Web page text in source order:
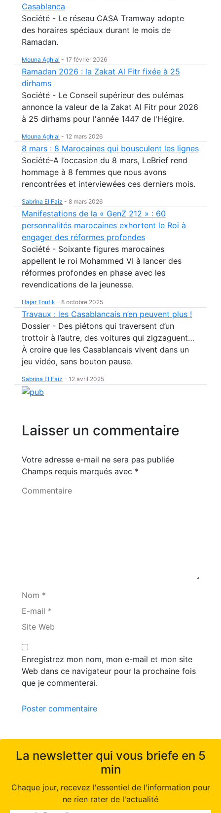
Casablanca
Société - Le réseau CASA Tramway adopte
des horaires spéciaux durant le mois de
Ramadan.
Mouna Aghlal - 17 février 2026
Ramadan 2026 : la Zakat Al Fitr fixée à 25
dirhams
Société - Le Conseil supérieur des oulémas
annonce la valeur de la Zakat Al Fitr pour 2026
à 25 dirhams pour l'année 1447 de l'Hégire.
Mouna Aghlal - 12 mars 2026
8 mars : 8 Marocaines qui bousculent les lignes
Société-A l’occasion du 8 mars, LeBrief rend
hommage à 8 femmes que nous avons
rencontrées et interviewées ces derniers mois.
Sabrina El Faiz - 8 mars 2026
Manifestations de la « GenZ 212 » : 60
personnalités marocaines exhortent le Roi à
engager des réformes profondes
Société - Soixante figures marocaines
appellent le roi Mohammed VI à lancer des
réformes profondes en phase avec les
revendications de la jeunesse.
Hajar Toufik - 8 octobre 2025
Travaux : les Casablancais n’en peuvent plus !
Dossier - Des piétons qui traversent d’un
trottoir à l’autre, des voitures qui zigzaguent…
À croire que les Casablancais vivent dans un
jeu vidéo, sans bouton pause.
Sabrina El Faiz - 12 avril 2025
Laisser un commentaire
Votre adresse e-mail ne sera pas publiée
Champs requis marqués avec *
Commentaire
Nom *
E-mail *
Site Web
Enregistrez mon nom, mon e-mail et mon site
Web dans ce navigateur pour la prochaine fois
que je commenterai.
Poster commentaire
La newsletter qui vous briefe en 5
min
Chaque jour, recevez l'essentiel de l'information pour
ne rien rater de l'actualité